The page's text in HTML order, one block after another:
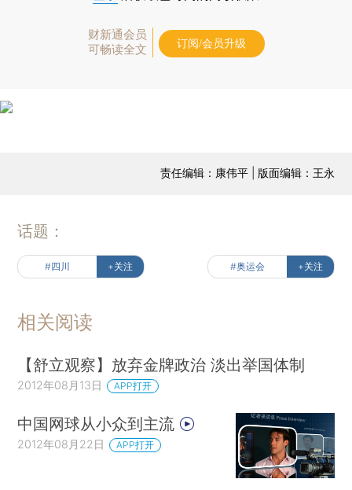
财新通会员
可畅读全文
订阅/会员升级
责任编辑：康伟平 | 版面编辑：王永
话题：
#四川 +关注 #奥运会 +关注
相关阅读
【舒立观察】放弃金牌政治 淡出举国体制
2012年08月13日 APP打开
中国网球从小众到主流
2012年08月22日 APP打开